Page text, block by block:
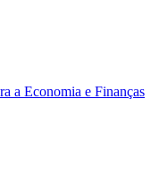
a Economia e Finanças